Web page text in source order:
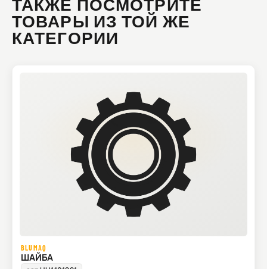
ТАКЖЕ ПОСМОТРИТЕ
ТОВАРЫ ИЗ ТОЙ ЖЕ
КАТЕГОРИИ
BLUMAQ
ШАЙБА